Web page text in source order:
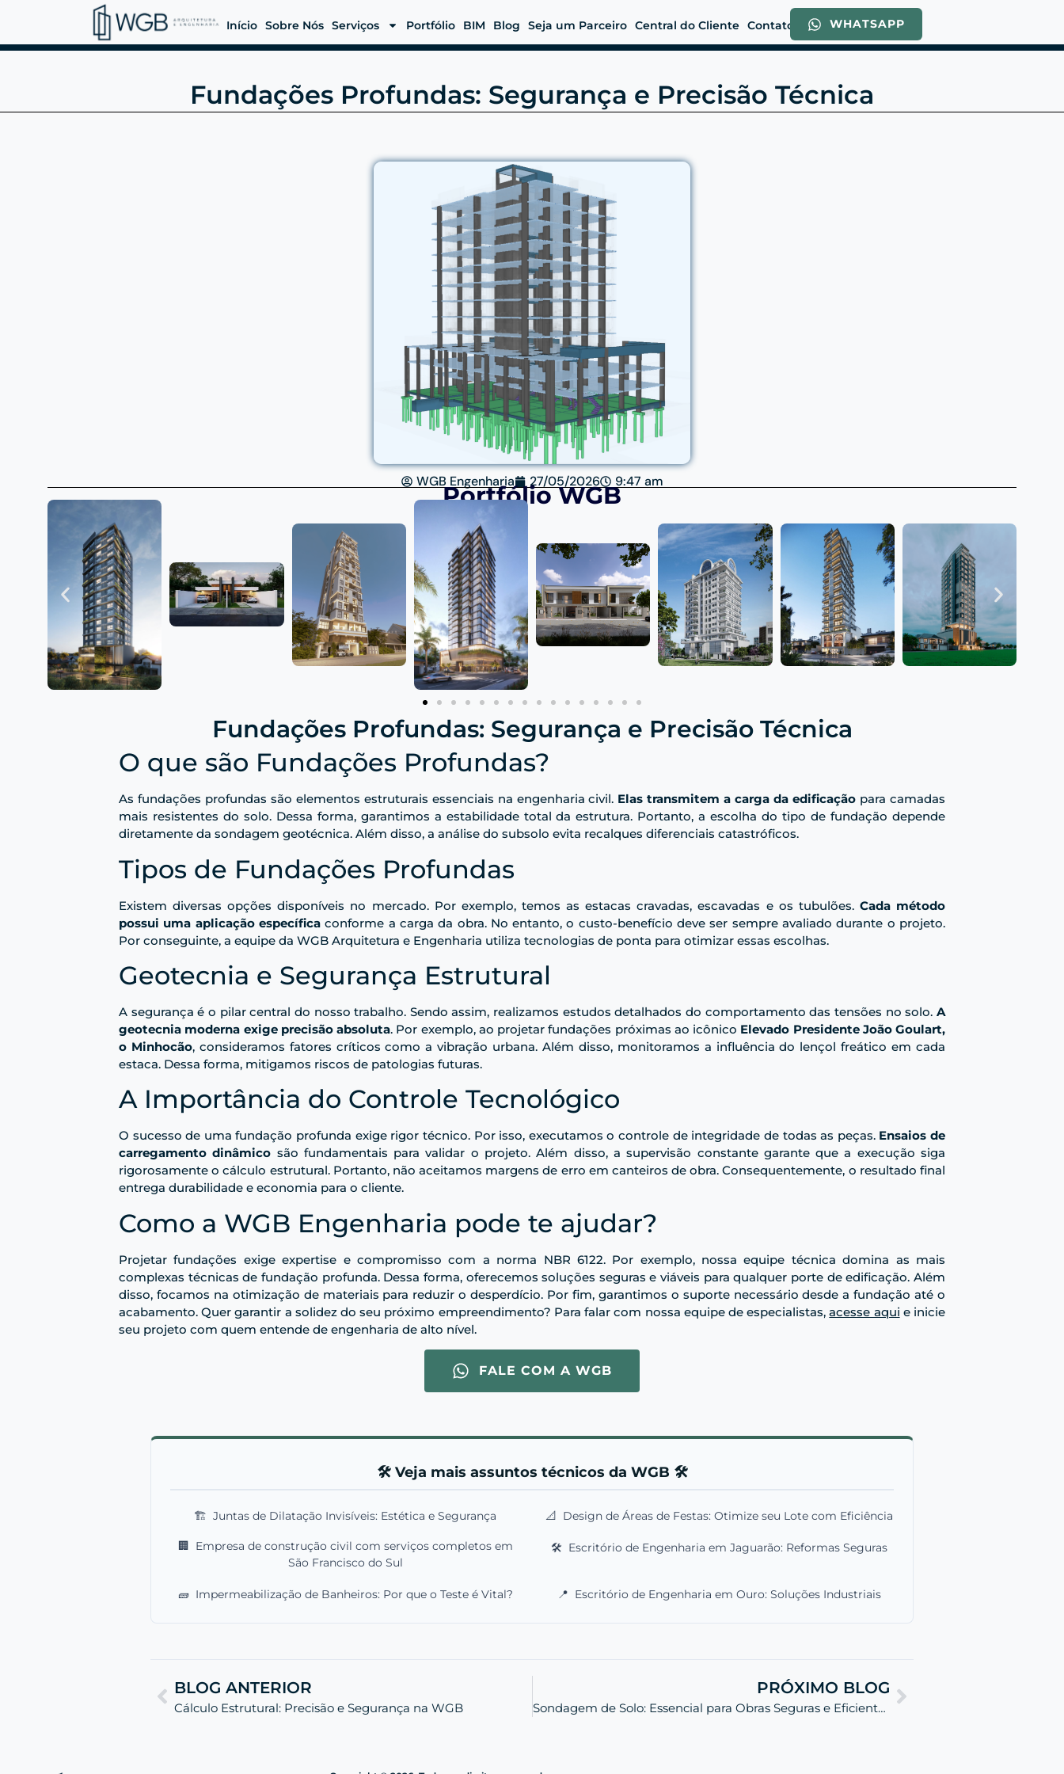
Início Sobre Nós Serviços Portfólio BIM Blog Seja um Parceiro Central do Cliente Contato WHATSAPP
Fundações Profundas: Segurança e Precisão Técnica
WGB Engenharia 27/05/2026 9:47 am
Portfólio WGB
Fundações Profundas: Segurança e Precisão Técnica
O que são Fundações Profundas?
As fundações profundas são elementos estruturais essenciais na engenharia civil. Elas transmitem a carga da edificação para camadas
mais resistentes do solo. Dessa forma, garantimos a estabilidade total da estrutura. Portanto, a escolha do tipo de fundação depende
diretamente da sondagem geotécnica. Além disso, a análise do subsolo evita recalques diferenciais catastróficos.
Tipos de Fundações Profundas
Existem diversas opções disponíveis no mercado. Por exemplo, temos as estacas cravadas, escavadas e os tubulões. Cada método
possui uma aplicação específicaconforme a carga da obra. No entanto, o custo-benefício deve ser sempre avaliado durante o projeto.
Por conseguinte, a equipe da WGB Arquitetura e Engenharia utiliza tecnologias de ponta para otimizar essas escolhas.
Geotecnia e Segurança Estrutural
A segurança é o pilar central do nosso trabalho. Sendo assim, realizamos estudos detalhados do comportamento das tensões no solo. A
geotecnia moderna exige precisão absoluta. Por exemplo, ao projetar fundações próximas ao icônico Elevado Presidente João Goulart,
o Minhocão, consideramos fatores críticos como a vibração urbana. Além disso, monitoramos a influência do lençol freático em cada
estaca. Dessa forma, mitigamos riscos de patologias futuras.
A Importância do Controle Tecnológico
O sucesso de uma fundação profunda exige rigor técnico. Por isso, executamos o controle de integridade de todas as peças. Ensaios de
carregamento dinâmico são fundamentais para validar o projeto. Além disso, a supervisão constante garante que a execução siga
rigorosamente o cálculo estrutural. Portanto, não aceitamos margens de erro em canteiros de obra. Consequentemente, o resultado final
entrega durabilidade e economia para o cliente.
Como a WGB Engenharia pode te ajudar?
Projetar fundações exige expertise e compromisso com a norma NBR 6122. Por exemplo, nossa equipe técnica domina as mais
complexas técnicas de fundação profunda. Dessa forma, oferecemos soluções seguras e viáveis para qualquer porte de edificação. Além
disso, focamos na otimização de materiais para reduzir o desperdício. Por fim, garantimos o suporte necessário desde a fundação até o
acabamento. Quer garantir a solidez do seu próximo empreendimento? Para falar com nossa equipe de especialistas,acesse aqui e inicie
seu projeto com quem entende de engenharia de alto nível.
FALE COM A WGB
🛠️ Veja mais assuntos técnicos da WGB 🛠️
🏗️ Juntas de Dilatação Invisíveis: Estética e Segurança 📐 Design de Áreas de Festas: Otimize seu Lote com Eficiência
🏢 Empresa de construção civil com serviços completos em
São Francisco do Sul
🛠️ Escritório de Engenharia em Jaguarão: Reformas Seguras
🧱 Impermeabilização de Banheiros: Por que o Teste é Vital? 📍 Escritório de Engenharia em Ouro: Soluções Industriais
BLOG ANTERIOR
Cálculo Estrutural: Precisão e Segurança na WGB
PRÓXIMO BLOG
Sondagem de Solo: Essencial para Obras Seguras e Eficientes